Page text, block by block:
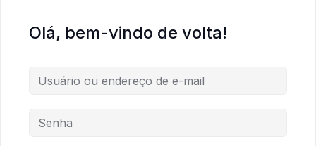
Olá, bem-vindo de volta!